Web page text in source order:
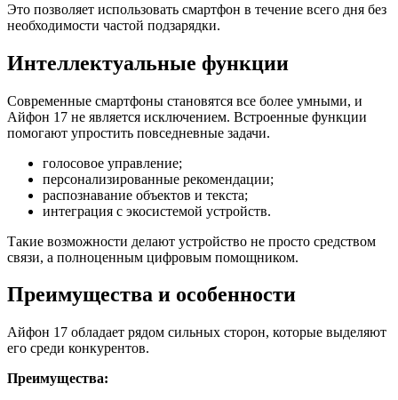
Это позволяет использовать смартфон в течение всего дня без
необходимости частой подзарядки.
Интеллектуальные функции
Современные смартфоны становятся все более умными, и
Айфон 17 не является исключением. Встроенные функции
помогают упростить повседневные задачи.
голосовое управление;
персонализированные рекомендации;
распознавание объектов и текста;
интеграция с экосистемой устройств.
Такие возможности делают устройство не просто средством
связи, а полноценным цифровым помощником.
Преимущества и особенности
Айфон 17 обладает рядом сильных сторон, которые выделяют
его среди конкурентов.
Преимущества: